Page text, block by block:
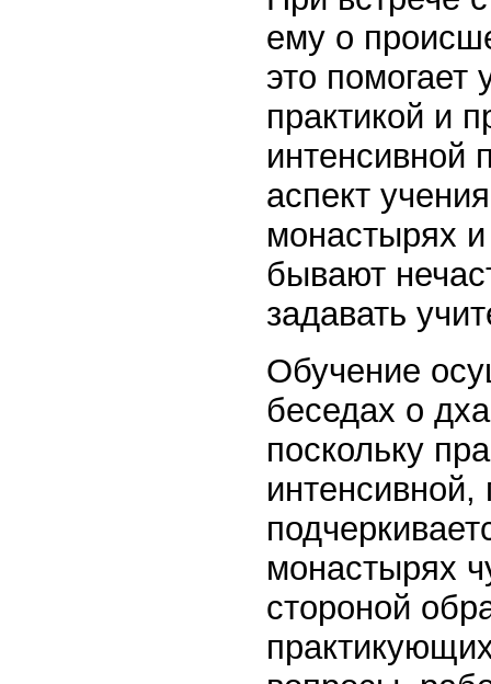
ему о
это помогает
практикой и
интенсивной
аспект
монастырях
бывают
задавать
Обучение
беседах о
поскольку
интенсивной,
монастырях
стороной